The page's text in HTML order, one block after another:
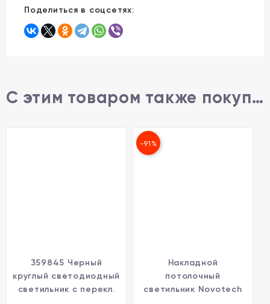
Поделиться в соцсетях:
С этим товаром также покупают
359845 Черный
круглый светодиодный
светильник с перекл.
-91%
Накладной
потолочный
светильник Novotech